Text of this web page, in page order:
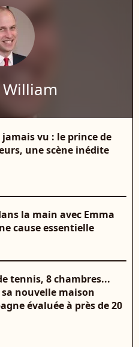
vu : le prince de
une scène inédite
la main avec Emma
cause essentielle
tennis, 8 chambres...
sa nouvelle maison
évaluée à près de 20